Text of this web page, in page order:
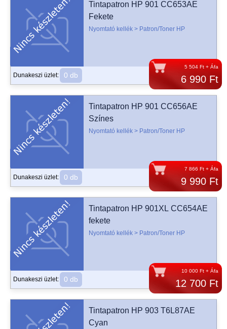
5 504 Ft + Áfa
6 990 Ft
Tintapatron HP 901 CC653AE
Fekete
Nyomtató kellék > Patron/Toner HP
Dunakeszi üzlet: 0 db
7 866 Ft + Áfa
9 990 Ft
Tintapatron HP 901 CC656AE
Színes
Nyomtató kellék > Patron/Toner HP
Dunakeszi üzlet: 0 db
10 000 Ft + Áfa
12 700 Ft
Tintapatron HP 901XL CC654AE
fekete
Nyomtató kellék > Patron/Toner HP
Dunakeszi üzlet: 0 db
Tintapatron HP 903 T6L87AE
Cyan